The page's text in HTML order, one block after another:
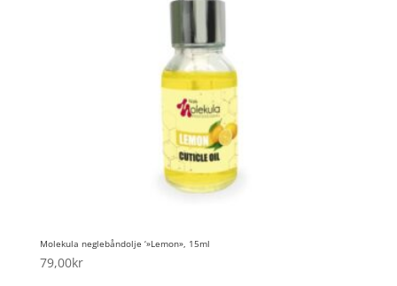
Molekula neglebåndolje ‘»Lemon», 15ml
79,00kr